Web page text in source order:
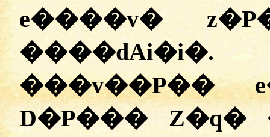
e����v�
���v��P��
D�P��� Z�q�